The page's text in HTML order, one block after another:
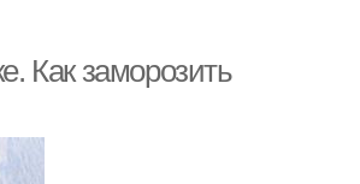
Как заморозить